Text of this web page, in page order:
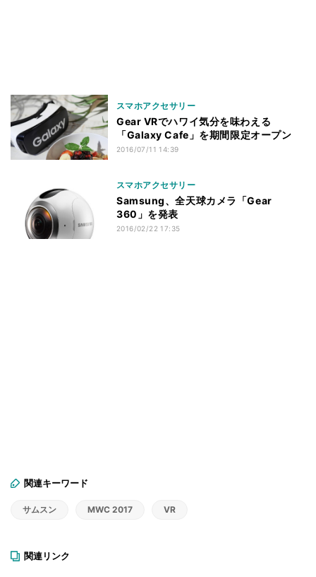
スマホアクセサリー
Gear VRでハワイ気分を味わえる
「Galaxy Cafe」を期間限定オープン
2016/07/11 14:39
スマホアクセサリー
Samsung、全天球カメラ「Gear
360」を発表
2016/02/22 17:35
関連キーワード
サムスン MWC 2017 VR
関連リンク